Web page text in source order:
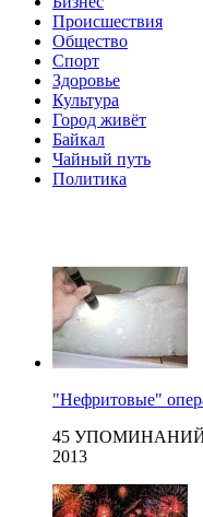
Происшествия
Общество
Cпорт
Здоровье
Культура
Город живёт
Байкал
Чайный путь
Политика
"Нефритовые"
45 УПОМИНАНИЙ с
2013